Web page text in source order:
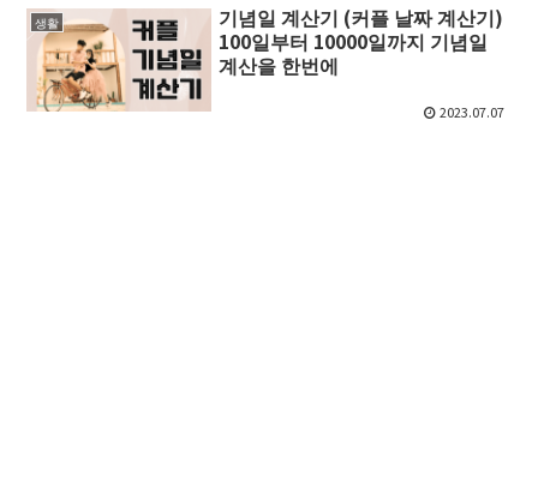
생활
기념일 계산기 (커플 날짜 계산기)
100일부터 10000일까지 기념일
계산을 한번에
2023.07.07